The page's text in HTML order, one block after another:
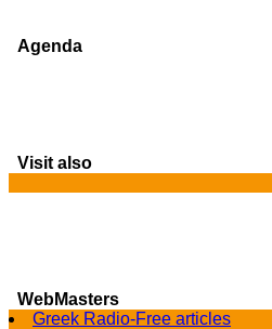
Agenda
Visit also
WebMasters
Greek Radio-Free articles